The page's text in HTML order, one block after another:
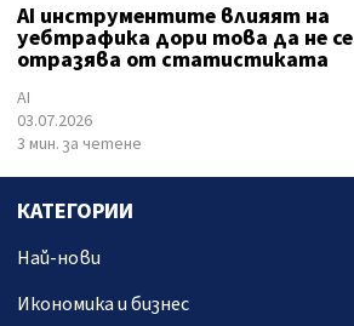
AI инструментите влияят на
уебтрафика дори това да не се
отразява от статистиката
AI
03.07.2026
3 мин. за четене
КАТЕГОРИИ
Най-нови
Икономика и бизнес